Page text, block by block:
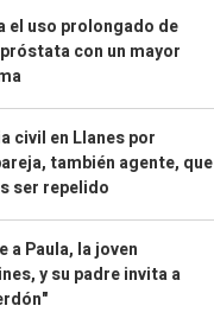
el uso prolongado de
con un mayor
civil en Llanes por
también agente, que
ser repelido
a Paula, la joven
y su padre invita a